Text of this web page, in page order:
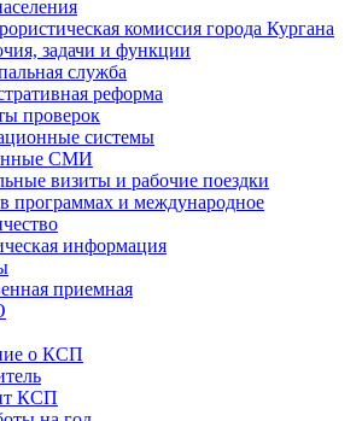
комиссия города Кургана
задачи и функции
служба
реформа
проверок
системы
СМИ
визиты и рабочие поездки
программах и международное
информация
приемная
о КСП
КСП